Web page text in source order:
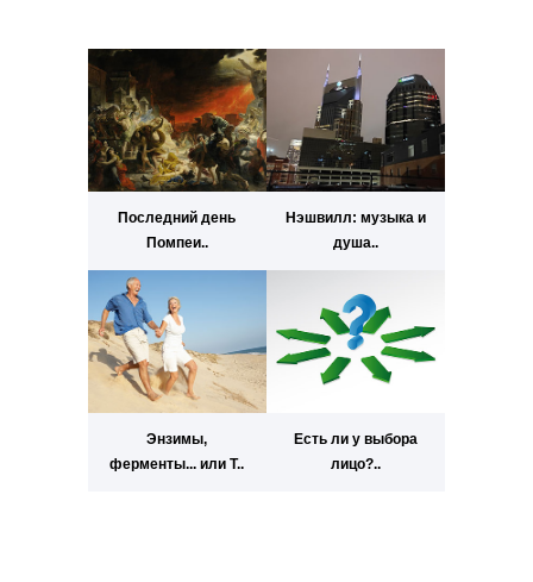
Последний день
Помпеи..
Нэшвилл: музыка и
душа..
Энзимы,
ферменты... или Т..
Есть ли у выбора
лицо?..